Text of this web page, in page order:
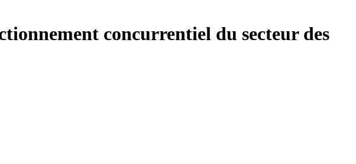
concurrentiel du secteur des